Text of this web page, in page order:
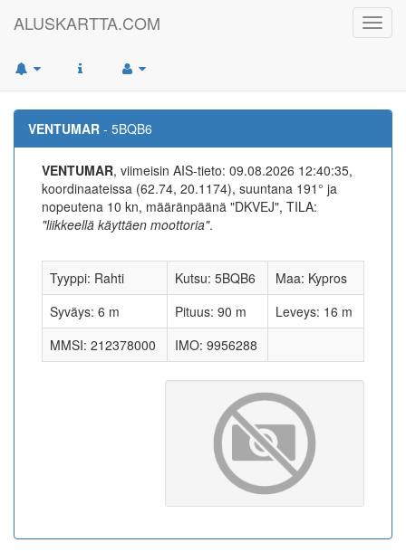
ALUSKARTTA.COM
VENTUMAR - 5BQB6
VENTUMAR, viimeisin AIS-tieto: 09.08.2026 12:40:35,
koordinaateissa (62.74, 20.1174), suuntana 191° ja
nopeutena 10 kn, määränpäänä "DKVEJ", TILA:
"liikkeellä käyttäen moottoria".
Tyyppi: Rahti Kutsu: 5BQB6
Maa: Kypros
Syväys: 6 m
Pituus: 90 m
Leveys: 16 m
MMSI: 212378000
IMO: 9956288